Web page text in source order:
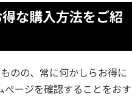
な購入方法をご紹
のの、常に何かしらお得に
ージを確認することをおす